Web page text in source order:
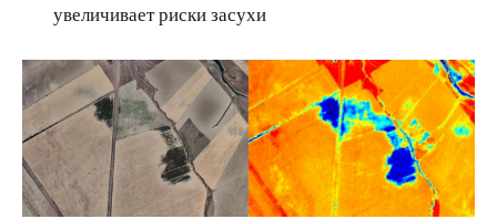
увеличивает риски засухи